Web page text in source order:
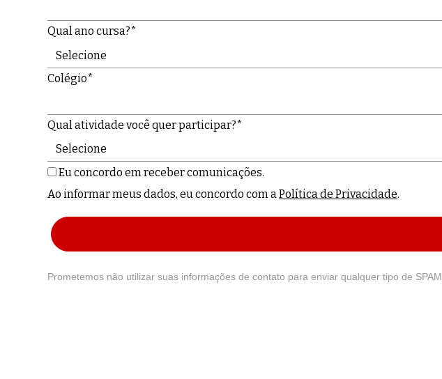
Qual ano cursa?*
Colégio*
Qual atividade você quer participar?*
Eu concordo em receber comunicações.
Ao informar meus dados, eu concordo com a Política de Privacidade.
Prometemos não utilizar suas informações de contato para enviar qualquer tipo de SPAM.